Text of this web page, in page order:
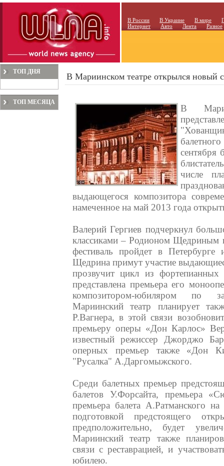
В России В Украине В мире
Интернет
Авто Лента Разное
ТОП ДНЯ
ТОП МЕСЯЦА
В Мариинском театре открылся новый
В
сентября
числе
выдающегося композитора
намеченное на май 2013 года
Валерий Гергиев подчеркнул
классиками – Родионом
фестиваль пройдет в
Щедрина примут участие
прозвучит цикл из
представлена премьера его
композитором-юбиляром по
Мариинский театр планирует
Р.Вагнера, в этой связи
премьеру оперы «Дон Карлос»
известный режиссер Джорджо
оперных премьер также «Дон
"Русалка" А.Даргомыжского.
Среди балетных премьер
балетов У.Форсайта, премьера
премьера балета А.Ратманского
подготовкой предстоящего
предположительно, будет
Мариинский театр также
связи с реставрацией, и
юбилею.